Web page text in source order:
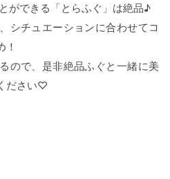
ができる「とらふぐ」は絶品♪
シチュエーションに合わせてコ
！
ので、是非絶品ふぐと一緒に美
ださい♡